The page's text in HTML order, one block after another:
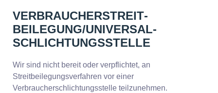
VERBRAUCHER­STREIT­
BEILEGUNG/UNIVERSAL­
SCHLICHTUNGS­STELLE
Wir sind nicht bereit oder verpflichtet, an
Streitbeilegungsverfahren vor einer
Verbraucherschlichtungsstelle teilzunehmen.